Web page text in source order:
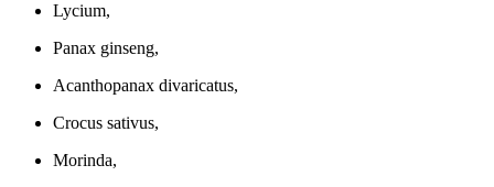
Lycium,
Panax ginseng,
Acanthopanax divaricatus,
Crocus sativus,
Morinda,